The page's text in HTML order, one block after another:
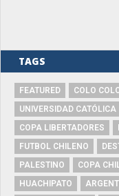
TAGS
FEATURED COLO
UNIVERSIDAD CATÓLICA
COPA LIBERTADORES
FUTBOL CHILENO
PALESTINO
COPA
HUACHIPATO